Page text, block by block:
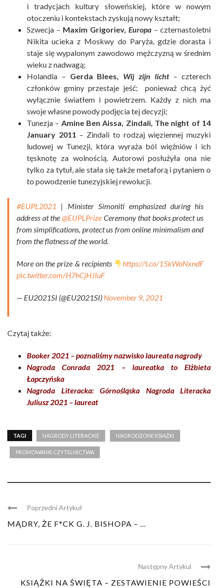
i tradycjach kultury słoweńskiej, które w nowym
otoczeniu i kontekstach zyskują nowy kształt;
Szwecja – Maxim Grigoriev, Europa – czternastoletni
Nikita ucieka z Moskwy do Paryża, gdzie dorasta i
staje się wypalonym zawodowo mężczyzną w średnim
wieku z nadwagą;
Holandia – Gerda Blees, Wij zijn licht– czterech
członków gminy przestaje jeść; ponieważ chcą żyć
wyłącznie światłem i powietrzem. Każdy z nich ma
swoje własne powody podjęcia tej decyzji;
Tunezja – Amine Ben Aissa, Zindali, The night of 14
January 2011 – Zindali to rodzaj więziennej muzyki
ludowej w Tunezji, która wyraża ból więźniów i ich
tęsknotę za wolnością. Autorowi posłużyła ona nie
tylko za tytuł, ale stała się także metaforą i pytaniem o
to powodzenie tunezyjskiej rewolucji.
#EUPL2021
| Minister Simoniti emphasized during his
address at the @EUPLPrizeCeremony that books protect us
from simplifications, protect us from online minimalism and
from the flatness of the world.
More on the prize & recipients
https://t.co/15kWoNxndF
pic.twitter.com/H7hCjHJluF
— EU2021SI (@EU2021SI) November 9, 2021
Czytaj także:
Booker 2021 – poznaliśmy nazwisko laureata nagrody
Nagroda Conrada 2021 – laureatka to Elżbieta
Łapczyńska
Nagroda Literacka: Górnośląska Nagroda Literacka
Juliusz 2021 – laureat
TAGI NAGRODY LITERACKIE NAGRODZONE KSIĄŻKI
PROMOWANIE CZYTELNICTWA
Poprzedni Artykuł
MĄDRY, ŻE F*CK G. J. BISHOPA – ...
Następny Artykul
KSIĄŻKI NA ŚWIĘTA – ZESTAWIENIE POWIEŚCI